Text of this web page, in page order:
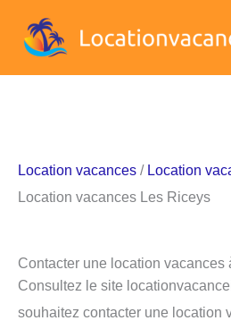
Location vacances / Location
Location vacances Les Riceys
Contacter une location vacances
Consultez le site
souhaitez contacter une location